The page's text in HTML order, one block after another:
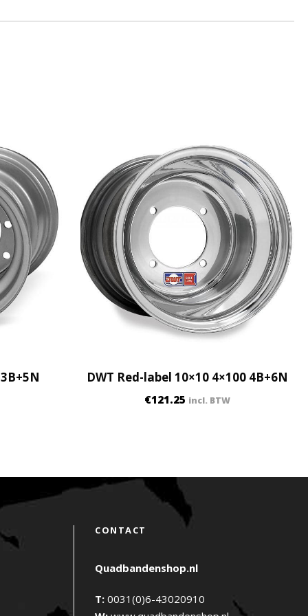
DWT Red-label 10×10 4×100 4B+6N
€121.25 incl. BTW
CONTACT
Quadbandenshop.nl
T: 0031(0)6-43020910